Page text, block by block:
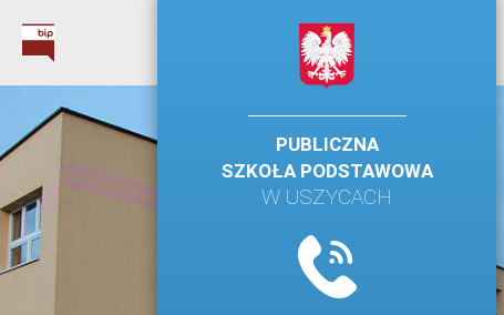
PUBLICZNA
SZKOŁA PODSTAWOWA
W USZYCACH